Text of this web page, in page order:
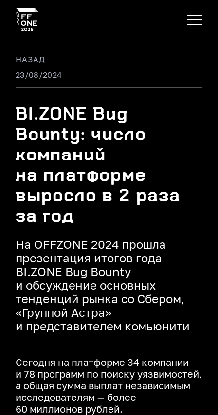
НАЗАД
23/08/2024
BI.ZONE Bug
Bounty: число
компаний
на платформе
выросло в 2 раза
за год
На OFFZONE 2024 прошла
презентация итогов года
BI.ZONE Bug Bounty
и обсуждение основных
тенденций рынка со Сбером,
«Группой Астра»
и представителем комьюнити
Сегодня на платформе 34 компании
и 78 программ по поиску уязвимостей,
а общая сумма выплат независимым
исследователям — более
60 миллионов рублей.